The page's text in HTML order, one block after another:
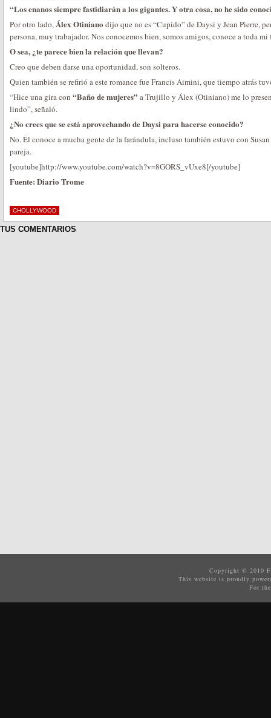
“Los enanos siempre fastidiarán a los gigantes. Y otra cosa, no he sido
Por otro lado,Álex Otiniano dijo que no es “Cupido” de Daysi y Jean Pierre,
persona, muy trabajador. Nos conocemos bien, somos amigos, conoce a toda
O sea, ¿te parece bien la relación que llevan?
Creo que deben darse una oportunidad, son solteros.
Quien también se refirió a este romance fue Francis Aimini, que tiempo atrás
“Hice una gira con “Baño de mujeres” a Trujillo y Álex (Otiniano) me lo
lindo”, señaló.
¿No crees que se está aprovechando de Daysi para hacerse conocido?
No. Él conoce a mucha gente de la farándula, incluso también estuvo con
pareja.
[youtube]http://www.youtube.com/watch?v=8GORS_vUxe8[/youtube]
Fuente: Diario Trome
CHOLLYWOOD
TUS COMENTARIOS
Copyright © 2010
This website is proudly
For